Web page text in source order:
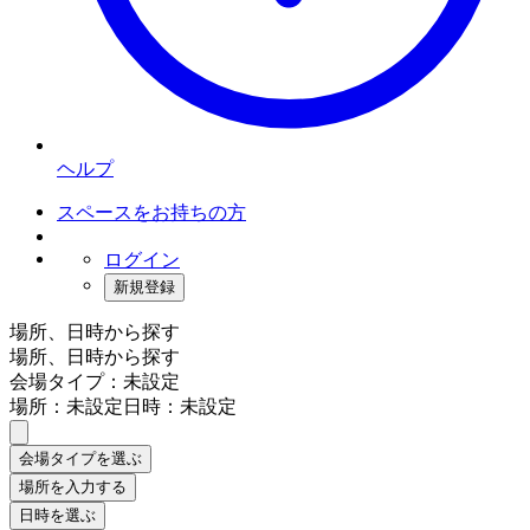
ヘルプ
スペースをお持ちの方
ログイン
新規登録
場所、日時から探す
場所、日時から探す
会場タイプ：未設定
場所：未設定日時：未設定
会場タイプを選ぶ
場所を入力する
日時を選ぶ